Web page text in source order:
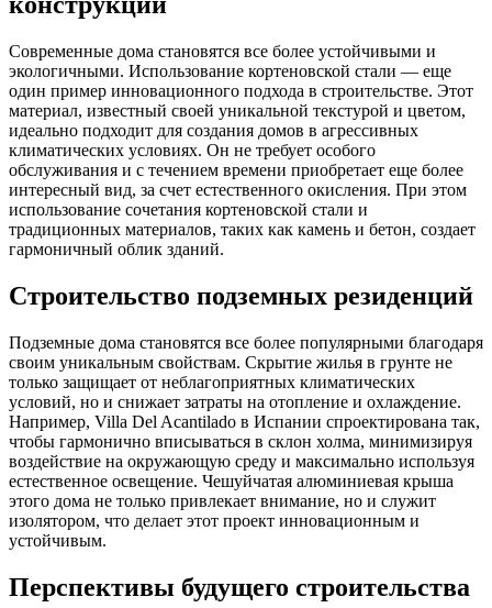
Современные дома становятся все более устойчивыми и
экологичными. Использование кортеновской стали — еще
один пример инновационного подхода в строительстве. Этот
материал, известный своей уникальной текстурой и цветом,
идеально подходит для создания домов в агрессивных
климатических условиях. Он не требует особого
обслуживания и с течением времени приобретает еще более
интересный вид, за счет естественного окисления. При этом
использование сочетания кортеновской стали и
традиционных материалов, таких как камень и бетон, создает
гармоничный облик зданий.
Строительство подземных резиденций
Подземные дома становятся все более популярными благодаря
своим уникальным свойствам. Скрытие жилья в грунте не
только защищает от неблагоприятных климатических
условий, но и снижает затраты на отопление и охлаждение.
Например, Villa Del Acantilado в Испании спроектирована так,
чтобы гармонично вписываться в склон холма, минимизируя
воздействие на окружающую среду и максимально используя
естественное освещение. Чешуйчатая алюминиевая крыша
этого дома не только привлекает внимание, но и служит
изолятором, что делает этот проект инновационным и
устойчивым.
Перспективы будущего строительства